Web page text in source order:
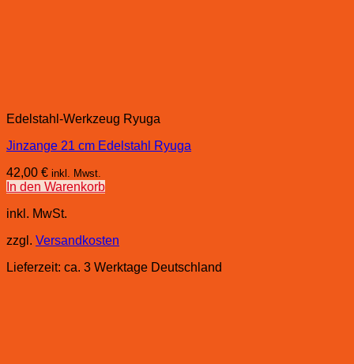
Edelstahl-Werkzeug Ryuga
Jinzange 21 cm Edelstahl Ryuga
42,00 € inkl. Mwst.
In den Warenkorb
inkl. MwSt.
zzgl. Versandkosten
Lieferzeit: ca. 3 Werktage Deutschland